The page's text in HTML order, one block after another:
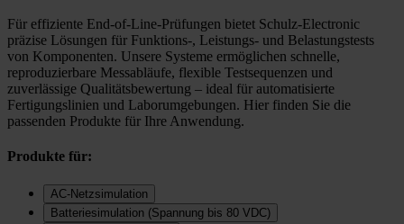
Für effiziente End-of-Line-Prüfungen bietet Schulz-Electronic
präzise Lösungen für Funktions-, Leistungs- und Belastungstests
von Komponenten. Unsere Systeme ermöglichen schnelle,
reproduzierbare Messabläufe, flexible Testsequenzen und
zuverlässige Qualitätsbewertung – ideal für automatisierte
Fertigungslinien und Laborumgebungen. Hier finden Sie die
passenden Produkte für Ihre Anwendung.
Produkte für:
AC-Netzsimulation
Batteriesimulation (Spannung bis 80 VDC)